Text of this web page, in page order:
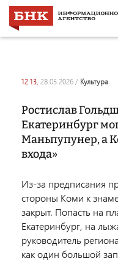
12:13, 28.05.2026 / культура
Ростислав
Екатеринбург
Маньпупунер, а
входа»
Из-за предписания
стороны Коми к
закрыт. Попасть на
Екатеринбург, на
руководитель
как один большой